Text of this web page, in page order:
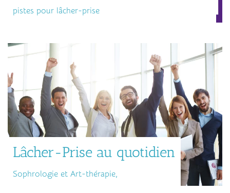
pistes pour lâcher-prise
Lâcher-Prise au quotidien
Sophrologie et Art-thérapie,